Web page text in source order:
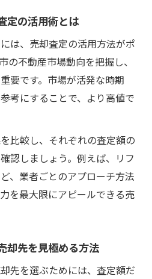
定の活用術とは
は、売却査定の活用方法がポ
の不動産市場動向を把握し、
要です。市場が活発な時期
考にすることで、より高値で
比較し、それぞれの査定額の
認しましょう。例えば、リフ
、業者ごとのアプローチ方法
を最大限にアピールできる売
却先を見極める方法
先を選ぶためには、査定額だ